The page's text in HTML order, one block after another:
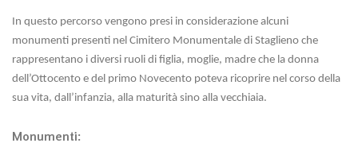
In questo percorso vengono presi in considerazione alcuni
monumenti presenti nel Cimitero Monumentale di Staglieno che
rappresentano i diversi ruoli di figlia, moglie, madre che la donna
dell’Ottocento e del primo Novecento poteva ricoprire nel corso della
sua vita, dall’infanzia, alla maturità sino alla vecchiaia.
Monumenti: